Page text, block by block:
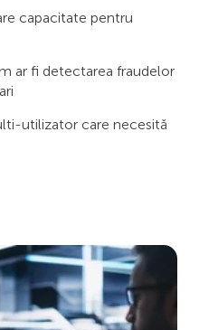
capacitate pentru
ar fi detectarea fraudelor
utilizator care necesită